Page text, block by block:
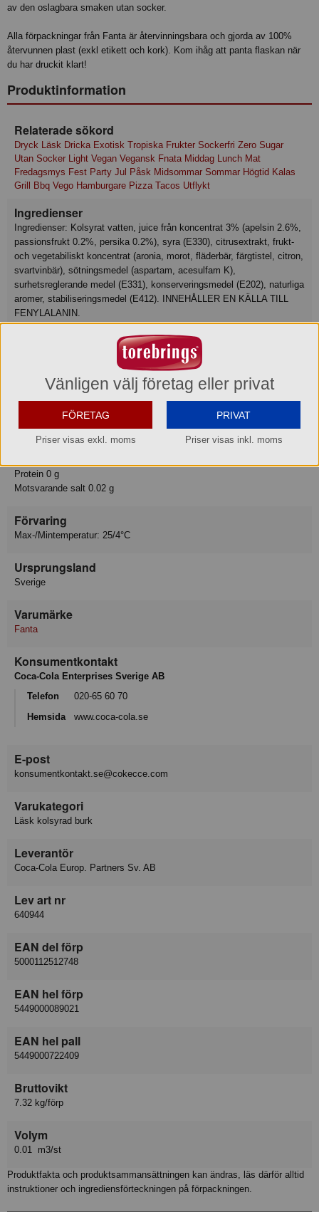
av den oslagbara smaken utan socker.
Alla förpackningar från Fanta är återvinningsbara och gjorda av 100%
återvunnen plast (exkl etikett och kork). Kom ihåg att panta flaskan när
du har druckit klart!
Produktinformation
Relaterade sökord
Dryck Läsk Dricka Exotisk Tropiska Frukter Sockerfri Zero Sugar
Utan Socker Light Vegan Vegansk Fnata Middag Lunch Mat
Fredagsmys Fest Party Jul Påsk Midsommar Sommar Högtid Kalas
Grill Bbq Vego Hamburgare Pizza Tacos Utflykt
Ingredienser
passionsfrukt 0.2%, persika 0.2%), syra (E330), citrusextrakt, frukt-
och vegetabiliskt koncentrat (aronia, morot, fläderbär, färgtistel, citron,
svartvinbär), sötningsmedel (aspartam, acesulfam K),
surhetsreglerande medel (E331), konserveringsmedel (E202), naturliga
aromer, stabiliseringsmedel (E412). INNEHÅLLER EN KÄLLA TILL
FENYLALANIN.
Tillagningsstatus: Ej tillagad
Energi 12 kJ
Energi 3 kcal
varav mättat fett 0 g
Kolhydrat 0.5 g
Protein 0 g
Motsvarande salt 0.02 g
Förvaring
Max-/Mintemperatur: 25/4°C
Ursprungsland
Sverige
Varumärke
Fanta
Konsumentkontakt
Coca-Cola Enterprises Sverige AB
Telefon
020-65 60 70
Hemsida
www.coca-cola.se
E-post
konsumentkontakt.se@cokecce.com
Varukategori
Läsk kolsyrad burk
Leverantör
Coca-Cola Europ. Partners Sv. AB
Lev art nr
640944
EAN del förp
5000112512748
EAN hel förp
5449000089021
EAN hel pall
5449000722409
Bruttovikt
7.32 kg/förp
Volym
0.01 m3/st
Produktfakta och produktsammansättningen kan ändras, läs därför alltid
instruktioner och ingrediensförteckningen på förpackningen.
Vänligen välj företag eller privat
FÖRETAG
Priser visas exkl. moms
PRIVAT
Priser visas inkl. moms